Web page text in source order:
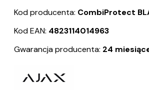
Kod producenta: CombiProtect
Kod EAN: 4823114014963
Gwarancja producenta: 24